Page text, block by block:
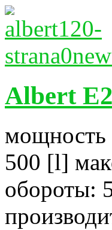
Albert
мощность
500 [l]
обороты: